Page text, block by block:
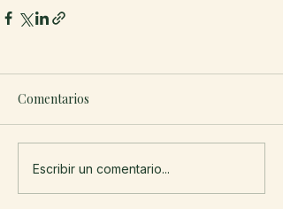
Comentarios
Escribir un comentario...